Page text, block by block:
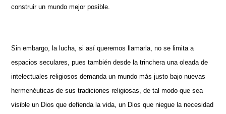
construir un mundo mejor posible.
Sin embargo, la lucha, si así queremos llamarla, no se limita a
espacios seculares, pues también desde la trinchera una oleada de
intelectuales religiosos demanda un mundo más justo bajo nuevas
hermenéuticas de sus tradiciones religiosas, de tal modo que sea
visible un Dios que defienda la vida, un Dios que niegue la necesidad